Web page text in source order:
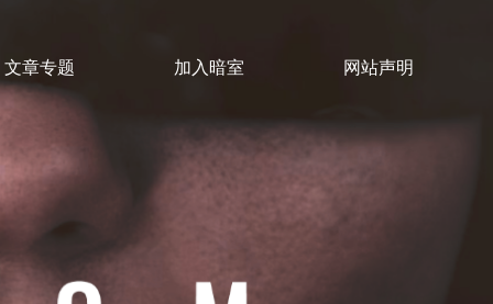
文章专题 加入暗室 网站声明